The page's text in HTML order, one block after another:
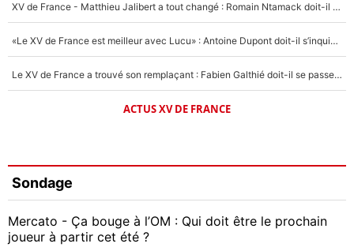
XV de France - Matthieu Jalibert a tout changé : Romain Ntamack doit-il s’inquiéter pour sa place à un an de la Coupe du monde ?
«Le XV de France est meilleur avec Lucu» : Antoine Dupont doit-il s’inquiéter pour sa place ?
Le XV de France a trouvé son remplaçant : Fabien Galthié doit-il se passer d'Antoine Dupont ?
ACTUS XV DE FRANCE
Sondage
Mercato - Ça bouge à l’OM : Qui doit être le prochain
joueur à partir cet été ?